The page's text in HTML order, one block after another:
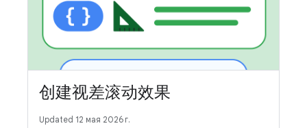
创建视差滚动效果
Updated 12 мая 2026 г.